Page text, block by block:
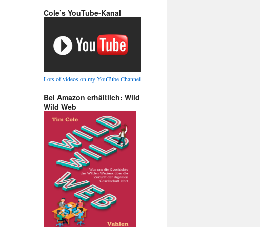
Cole’s YouTube-Kanal
Lots of videos on my YouTube Channel
Bei Amazon erhältlich: Wild
Wild Web